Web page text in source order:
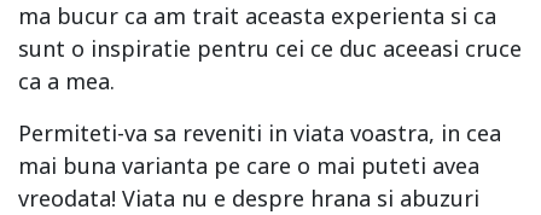
ma bucur ca am trait aceasta experienta si ca
sunt o inspiratie pentru cei ce duc aceeasi cruce
ca a mea.
Permiteti-va sa reveniti in viata voastra, in cea
mai buna varianta pe care o mai puteti avea
vreodata! Viata nu e despre hrana si abuzuri